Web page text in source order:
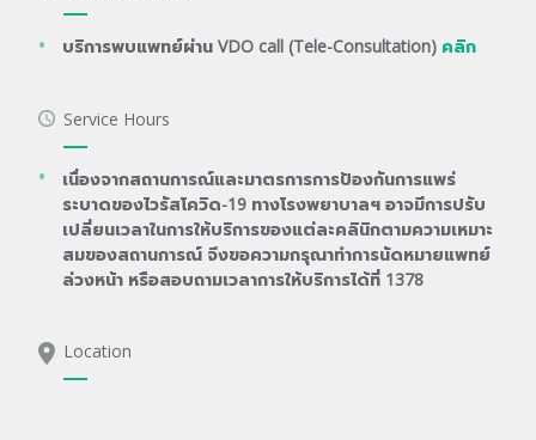
บริการพบแพทย์ผ่าน VDO call (Tele-Consultation) คลิก
Service Hours
เนื่องจากสถานการณ์และมาตรการการป้องกันการแพร่
ระบาดของไวรัสโควิด-19 ทางโรงพยาบาลฯ อาจมีการปรับ
เปลี่ยนเวลาในการให้บริการของแต่ละคลินิกตามความเหมาะ
สมของสถานการณ์ จึงขอความกรุณาทำการนัดหมายแพทย์
ล่วงหน้า หรือสอบถามเวลาการให้บริการได้ที่ 1378
Location